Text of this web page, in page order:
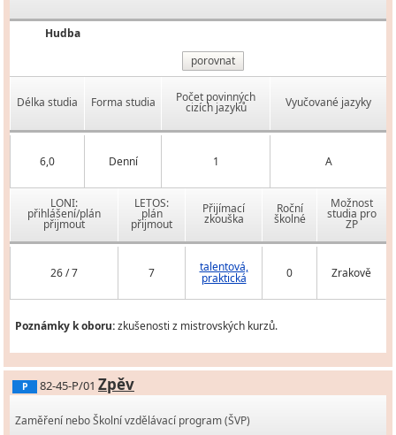
Hudba
porovnat
Délka studia Forma studia Počet povinných
cizích jazyků Vyučované jazyky
6,0 Denní 1 A
LONI:
přihlášení/plán
přijmout
LETOS:
plán
přijmout
Přijímací
zkouška
Roční
školné
Možnost
studia pro
ZP
26 / 7 7 talentová,
praktická 0 Zrakově
Poznámky k oboru:zkušenosti z mistrovských kurzů.
P 82-45-P/01 Zpěv
Zaměření nebo Školní vzdělávací program (ŠVP)